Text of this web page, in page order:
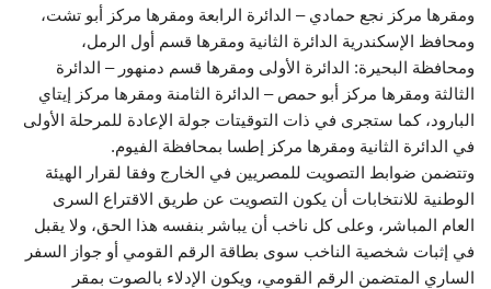
ومقرها مركز نجع حمادي – الدائرة الرابعة ومقرها مركز أبو تشت،
ومحافظ الإسكندرية الدائرة الثانية ومقرها قسم أول الرمل،
ومحافظة البحيرة: الدائرة الأولى ومقرها قسم دمنهور – الدائرة
الثالثة ومقرها مركز أبو حمص – الدائرة الثامنة ومقرها مركز إيتاي
البارود، كما ستجرى في ذات التوقيتات جولة الإعادة للمرحلة الأولى
في الدائرة الثانية ومقرها مركز إطسا بمحافظة الفيوم.
وتتضمن ضوابط التصويت للمصريين في الخارج وفقا لقرار الهيئة
الوطنية للانتخابات أن يكون التصويت عن طريق الاقتراع السرى
العام المباشر، وعلى كل ناخب أن يباشر بنفسه هذا الحق، ولا يقبل
في إثبات شخصية الناخب سوى بطاقة الرقم القومي أو جواز السفر
الساري المتضمن الرقم القومي، ويكون الإدلاء بالصوت بمقر